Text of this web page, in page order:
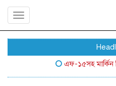
Toggle
এফ-১৫সহ মার্কিন